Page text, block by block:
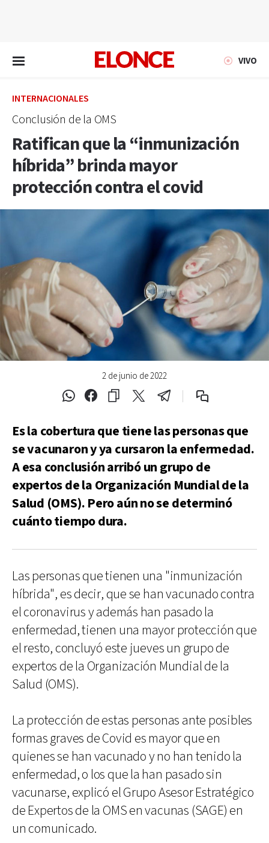
VIVO
INTERNACIONALES
Conclusión de la OMS
Ratifican que la “inmunización
híbrida” brinda mayor
protección contra el covid
2 de junio de 2022
Es la cobertura que tiene las personas que
se vacunaron y ya cursaron la enfermedad.
A esa conclusión arribó un grupo de
expertos de la Organización Mundial de la
Salud (OMS). Pero aún no se determinó
cuánto tiempo dura.
Las personas que tienen una "inmunización
híbrida", es decir, que se han vacunado contra
el coronavirus y además han pasado la
enfermedad, tienen una mayor protección que
el resto, concluyó este jueves un grupo de
expertos de la Organización Mundial de la
Salud (OMS).
La protección de estas personas ante posibles
formas graves de Covid es mayor que en
quienes se han vacunado y no han tenido la
enfermedad, o los que la han pasado sin
vacunarse, explicó el Grupo Asesor Estratégico
de Expertos de la OMS en vacunas (SAGE) en
un comunicado.